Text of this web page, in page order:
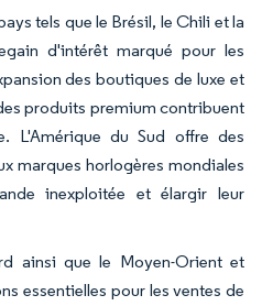
tels que le Brésil, le Chili et la
d'intérêt marqué pour les
des boutiques de luxe et
produits premium contribuent
L'Amérique du Sud offre des
marques horlogères mondiales
inexploitée et élargir leur
ainsi que le Moyen-Orient et
essentielles pour les ventes de